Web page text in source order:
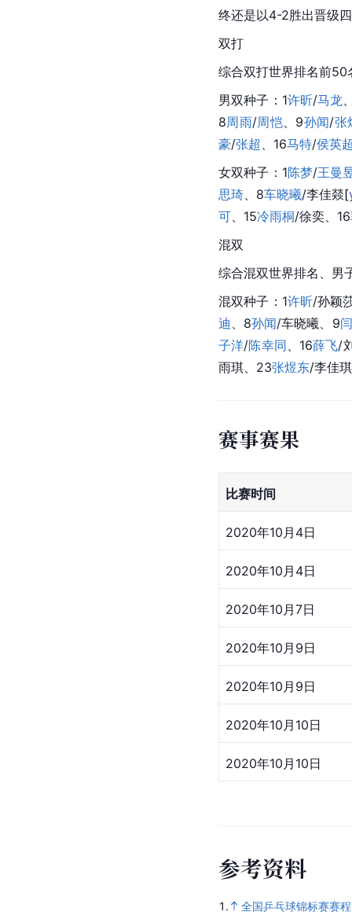
终还是以4-2胜出晋级
双打
综合双打世界排名前50
男双种子：1许昕/马龙
8周雨/周恺、9孙闻/张
豪/张超 、16马特/侯英
女双种子：1陈梦/王曼
思琦、8车晓曦/李佳燚[
可、15冷雨桐/徐奕、16
混双
综合混双世界排名、男
混双种子：1许昕/孙颖
迪 、8孙闻/车晓曦、9
子洋/陈幸同、16薛飞/
雨琪、23张煜东/李佳琪
赛事赛果
比赛时间
2020年10月4日
2020年10月4日
2020年10月7日
2020年10月9日
2020年10月9日
2020年10月10日
2020年10月10日
参考资料
1. 全国乒乓球锦标赛赛